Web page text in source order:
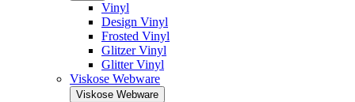
Vinyl
Design Vinyl
Frosted Vinyl
Glitzer Vinyl
Glitter Vinyl
Viskose Webware
Viskose Webware